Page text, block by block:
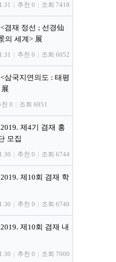
| 추천 0 | 조회 7418
겸재 정선 ; 선경仙
의 세계> 展
| 추천 0 | 조회 6052
삼국지연의도 : 태평
천 0 | 조회 6951
제4기 겸재 홍
모집
| 추천 0 | 조회 6744
제10회 겸재 학
| 추천 0 | 조회 6740
제10회 겸재 내
| 추천 0 | 조회 7000